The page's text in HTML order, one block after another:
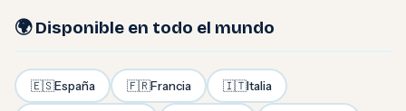
🌍 Disponible en todo el mundo
🇪🇸España 🇫🇷Francia 🇮🇹Italia